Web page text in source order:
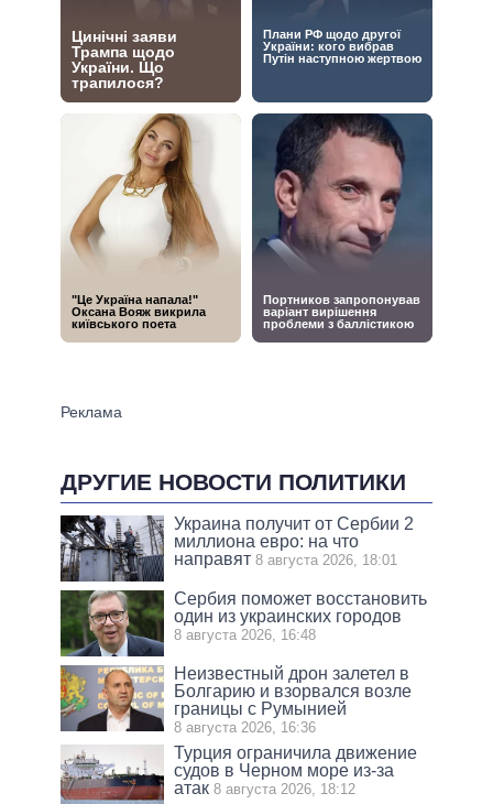
ДРУГИЕ НОВОСТИ ПОЛИТИКИ
Украина получит от Сербии 2
миллиона евро: на что
направят 8 августа 2026, 18:01
Сербия поможет восстановить
один из украинских городов
8 августа 2026, 16:48
Неизвестный дрон залетел в
Болгарию и взорвался возле
границы с Румынией
8 августа 2026, 16:36
Турция ограничила движение
судов в Черном море из-за
атак 8 августа 2026, 18:12